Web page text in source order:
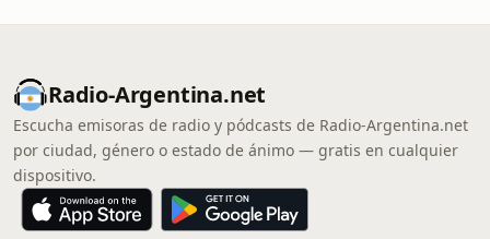
Radio-Argentina.net
Escucha emisoras de radio y pódcasts de Radio-Argentina.net
por ciudad, género o estado de ánimo — gratis en cualquier
dispositivo.